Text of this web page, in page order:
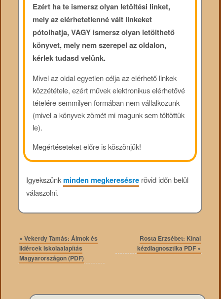
Ezért ha te ismersz olyan letöltési linket,
mely az elérhetetlenné vált linkeket
pótolhatja, VAGY ismersz olyan letölthető
könyvet, mely nem szerepel az oldalon,
kérlek tudasd velünk.
Mivel az oldal egyetlen célja az elérhető linkek
közzététele, ezért művek elektronikus elérhetővé
tételére semmilyen formában nem vállalkozunk
(mivel a könyvek zömét mi magunk sem töltöttük
le).
Megértéseteket előre is köszönjük!
Igyekszünkminden megkeresésrerövid időn belül
válaszolni.
« Vekerdy Tamás: Álmok és
lidércek Iskolaalapítás
Magyarországon (PDF)
Rosta Erzsébet: Kínai
kézdiagnosztika PDF »